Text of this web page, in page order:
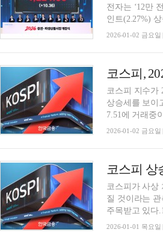
전자는 ‘12만
인트(2.27%)
2026-01-02 금요일
코스피,
코스피 지수가
상승세를 보이
7.51에 거래중
2026-01-02 금요일
코스피가 사상
질 것이라는
주목받고 있다
2026-01-01 목요일